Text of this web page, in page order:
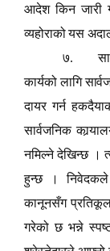
आदेश किन जारी
व्यहोराको यस
७.
कार्यको लागि
दायर गर्न
सार्वजनिक
नमिल्ने देखिन्छ ।
हुन्छ । निवेदकले
कानूनसँग
गरेको छ भन्ने